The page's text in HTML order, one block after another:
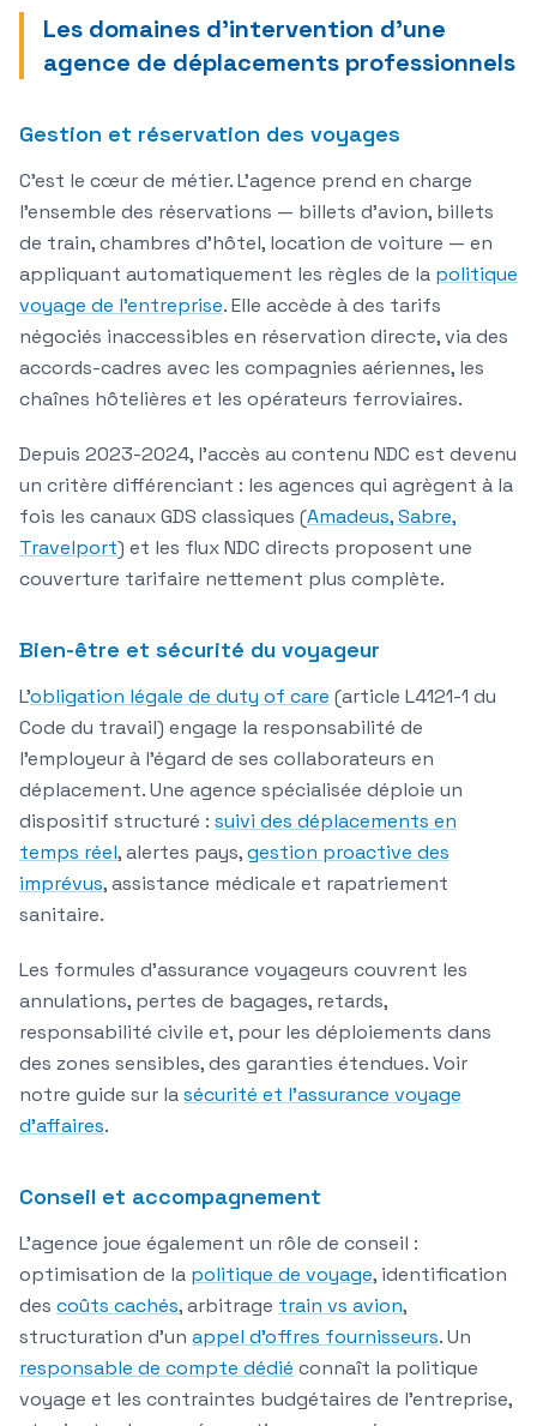
Les domaines d'intervention d'une
agence de déplacements professionnels
Gestion et réservation des voyages
C'est le cœur de métier. L'agence prend en charge
l'ensemble des réservations — billets d'avion, billets
de train, chambres d'hôtel, location de voiture — en
appliquant automatiquement les règles de la politique
voyage de l'entreprise. Elle accède à des tarifs
négociés inaccessibles en réservation directe, via des
accords-cadres avec les compagnies aériennes, les
chaînes hôtelières et les opérateurs ferroviaires.
Depuis 2023-2024, l'accès au contenu NDC est devenu
un critère différenciant : les agences qui agrègent à la
fois les canaux GDS classiques (Amadeus, Sabre,
Travelport) et les flux NDC directs proposent une
couverture tarifaire nettement plus complète.
Bien-être et sécurité du voyageur
L'obligation légale de duty of care (article L4121-1 du
Code du travail) engage la responsabilité de
l'employeur à l'égard de ses collaborateurs en
déplacement. Une agence spécialisée déploie un
dispositif structuré : suivi des déplacements en
temps réel, alertes pays,gestion proactive des
imprévus, assistance médicale et rapatriement
sanitaire.
Les formules d'assurance voyageurs couvrent les
annulations, pertes de bagages, retards,
responsabilité civile et, pour les déploiements dans
des zones sensibles, des garanties étendues. Voir
notre guide sur lasécurité et l'assurance voyage
d'affaires.
Conseil et accompagnement
L'agence joue également un rôle de conseil :
optimisation de la politique de voyage, identification
des coûts cachés, arbitrage train vs avion,
structuration d'un appel d'offres fournisseurs. Un
responsable de compte dédié connaît la politique
voyage et les contraintes budgétaires de l'entreprise,